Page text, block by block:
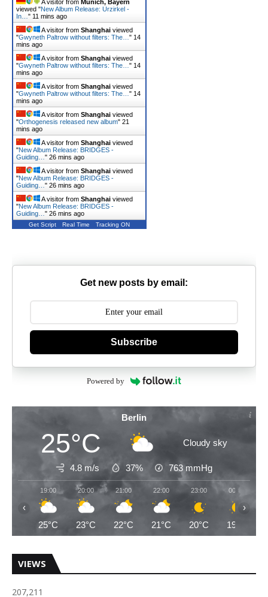
A visitor from Munich, Bayern
viewed "New Album Release: Urzirkel -
In… " 11 mins ago
A visitor from Shanghai viewed
"Gwyneth Paltrow without filters: The… " 14
mins ago
A visitor from Shanghai viewed
"Gwyneth Paltrow without filters: The… " 14
mins ago
A visitor from Shanghai viewed
"Gwyneth Paltrow without filters: The… " 14
mins ago
A visitor from Shanghai viewed
"Orthogenesis released new album" 21
mins ago
A visitor from Shanghai viewed
"New Album Release: BRIDGES -
Guiding… " 26 mins ago
A visitor from Shanghai viewed
"New Album Release: BRIDGES -
Guiding… " 26 mins ago
A visitor from Shanghai viewed
"New Album Release: BRIDGES -
Guiding… " 26 mins ago
Get Script Real Time Tracking ON
Get new posts by email:
Subscribe
Powered by
Berlin
25°C Cloudy sky
4.8 m/s 37% 763 mmHg
19:00
25°C
20:00
23°C
21:00
22°C
22:00
21°C
23:00
20°C
00:00
19°C
‹ ›
VIEWS
207,211